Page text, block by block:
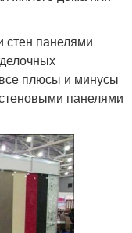
стен панелями
плюсы и минусы
панелями